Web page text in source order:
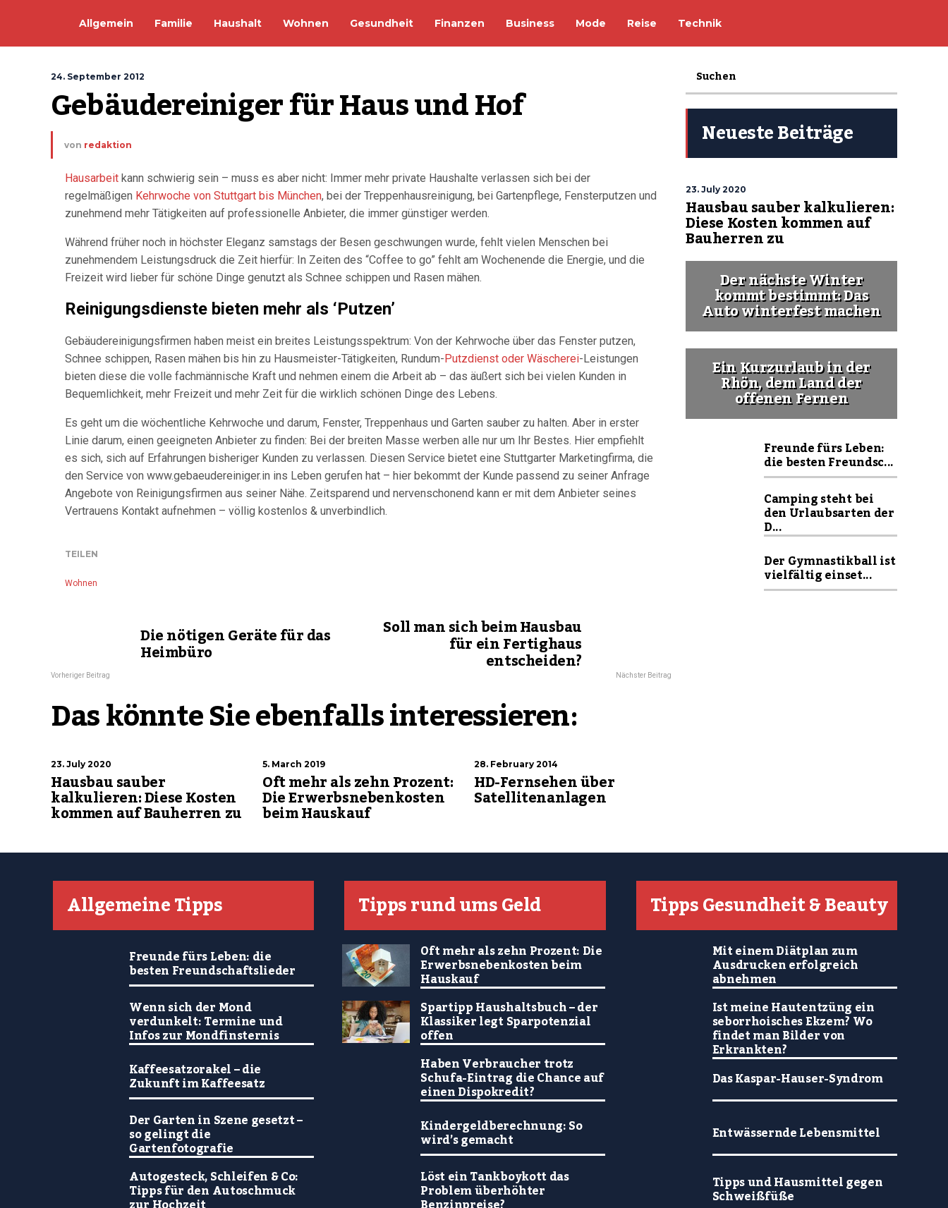
Allgemein Familie Haushalt Wohnen Gesundheit Finanzen Business Mode Reise Technik
24. September 2012
Gebäudereiniger für Haus und Hof
von redaktion
Hausarbeit kann schwierig sein – muss es aber nicht: Immer mehr private Haushalte verlassen sich bei der
regelmäßigen Kehrwoche von Stuttgart bis München, bei der Treppenhausreinigung, bei Gartenpflege, Fensterputzen und
zunehmend mehr Tätigkeiten auf professionelle Anbieter, die immer günstiger werden.
Während früher noch in höchster Eleganz samstags der Besen geschwungen wurde, fehlt vielen Menschen bei
zunehmendem Leistungsdruck die Zeit hierfür: In Zeiten des “Coffee to go” fehlt am Wochenende die Energie, und die
Freizeit wird lieber für schöne Dinge genutzt als Schnee schippen und Rasen mähen.
Reinigungsdienste bieten mehr als ‘Putzen’
Gebäudereinigungsfirmen haben meist ein breites Leistungsspektrum: Von der Kehrwoche über das Fenster putzen,
Schnee schippen, Rasen mähen bis hin zu Hausmeister-Tätigkeiten, Rundum-Putzdienst oder Wäscherei-Leistungen
bieten diese die volle fachmännische Kraft und nehmen einem die Arbeit ab – das äußert sich bei vielen Kunden in
Bequemlichkeit, mehr Freizeit und mehr Zeit für die wirklich schönen Dinge des Lebens.
Es geht um die wöchentliche Kehrwoche und darum, Fenster, Treppenhaus und Garten sauber zu halten. Aber in erster
Linie darum, einen geeigneten Anbieter zu finden: Bei der breiten Masse werben alle nur um Ihr Bestes. Hier empfiehlt
es sich, sich auf Erfahrungen bisheriger Kunden zu verlassen. Diesen Service bietet eine Stuttgarter Marketingfirma, die
den Service von www.gebaeudereiniger.in ins Leben gerufen hat – hier bekommt der Kunde passend zu seiner Anfrage
Angebote von Reinigungsfirmen aus seiner Nähe. Zeitsparend und nervenschonend kann er mit dem Anbieter seines
Vertrauens Kontakt aufnehmen – völlig kostenlos & unverbindlich.
TEILEN
Wohnen
Die nötigen Geräte für das
Heimbüro
Vorheriger Beitrag
Soll man sich beim Hausbau
für ein Fertighaus
entscheiden? Nächster Beitrag
Das könnte Sie ebenfalls interessieren:
23. July 2020
Hausbau sauber
kalkulieren: Diese Kosten
kommen auf Bauherren zu
5. March 2019
Oft mehr als zehn Prozent:
Die Erwerbsnebenkosten
beim Hauskauf
28. February 2014
HD-Fernsehen über
Satellitenanlagen
Neueste Beiträge
23. July 2020
Hausbau sauber kalkulieren:
Diese Kosten kommen auf
Bauherren zu
Der nächste Winter
kommt bestimmt: Das
Auto winterfest machen
Ein Kurzurlaub in der
Rhön, dem Land der
offenen Fernen
Freunde fürs Leben:
die besten Freundsc...
Camping steht bei
den Urlaubsarten der
D...
Der Gymnastikball ist
vielfältig einset...
Allgemeine Tipps
Freunde fürs Leben: die
besten Freundschaftslieder
Wenn sich der Mond
verdunkelt: Termine und
Infos zur Mondfinsternis
Kaffeesatzorakel – die
Zukunft im Kaffeesatz
Der Garten in Szene gesetzt –
so gelingt die
Gartenfotografie
Autogesteck, Schleifen & Co:
Tipps für den Autoschmuck
Tipps rund ums Geld
Oft mehr als zehn Prozent: Die
Erwerbsnebenkosten beim
Hauskauf
Spartipp Haushaltsbuch – der
Klassiker legt Sparpotenzial
offen
Haben Verbraucher trotz
Schufa-Eintrag die Chance auf
einen Dispokredit?
Kindergeldberechnung: So
wird’s gemacht
Löst ein Tankboykott das
Problem überhöhter
Tipps Gesundheit & Beauty
Mit einem Diätplan zum
Ausdrucken erfolgreich
abnehmen
Ist meine Hautentzüng ein
seborrhoisches Ekzem? Wo
findet man Bilder von
Erkrankten?
Das Kaspar-Hauser-Syndrom
Entwässernde Lebensmittel
Tipps und Hausmittel gegen
Schweißfüße